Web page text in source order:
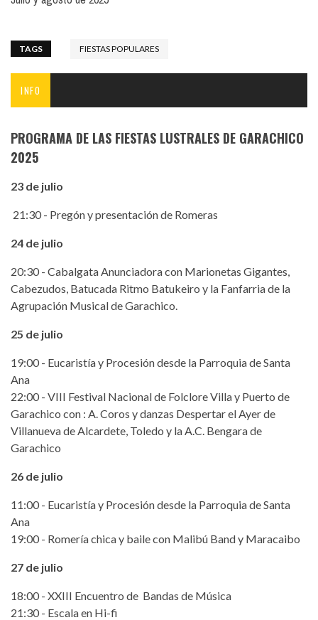
TAGS FIESTAS POPULARES
INFO
PROGRAMA DE LAS FIESTAS LUSTRALES DE GARACHICO
2025
23 de julio
21:30 - Pregón y presentación de Romeras
24 de julio
20:30 - Cabalgata Anunciadora con Marionetas Gigantes,
Cabezudos, Batucada Ritmo Batukeiro y la Fanfarria de la
Agrupación Musical de Garachico.
25 de julio
19:00 - Eucaristía y Procesión desde la Parroquia de Santa
Ana
22:00 - VIII Festival Nacional de Folclore Villa y Puerto de
Garachico con : A. Coros y danzas Despertar el Ayer de
Villanueva de Alcardete, Toledo y la A.C. Bengara de
Garachico
26 de julio
11:00 - Eucaristía y Procesión desde la Parroquia de Santa
Ana
19:00 - Romería chica y baile con Malibú Band y Maracaibo
27 de julio
18:00 - XXIII Encuentro de Bandas de Música
21:30 - Escala en Hi-fi